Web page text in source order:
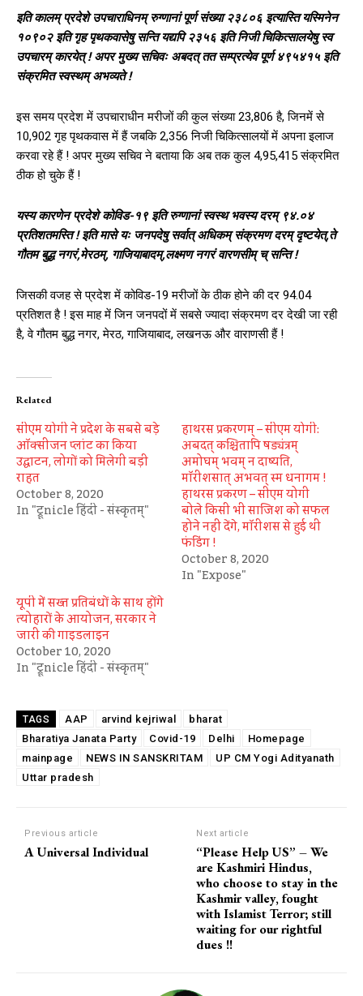
इति कालम् प्रदेशे उपचाराधिनम् रुग्णानां पूर्ण संख्या २३८०६ इत्यास्ति यस्मिनेन
१०९०२ इति गृह पृथकवासेषु सन्ति यद्यपि २३५६ इति निजी चिकित्सालयेषु स्व
उपचारम् कारयेत् ! अपर मुख्य सचिवः अबदत् तत सम्प्रत्येव पूर्ण ४९५४१५ इति
संक्रमित स्वस्थम् अभव्यते !
इस समय प्रदेश में उपचाराधीन मरीजों की कुल संख्या 23,806 है, जिनमें से
10,902 गृह पृथकवास में हैं जबकि 2,356 निजी चिकित्सालयों में अपना इलाज
करवा रहे हैं ! अपर मुख्य सचिव ने बताया कि अब तक कुल 4,95,415 संक्रमित
ठीक हो चुके हैं !
यस्य कारणेन प्रदेशे कोविड-१९ इति रुग्णानां स्वस्थ भवस्य दरम् ९४.०४
प्रतिशतमस्ति ! इति मासे यः जनपदेषु सर्वात् अधिकम् संक्रमण दरम् दृष्टयेत्,ते
गौतम बुद्ध नगरं,मेरठम्, गाजियाबादम्,लक्ष्मण नगरं वारणसीम् च् सन्ति !
जिसकी वजह से प्रदेश में कोविड-19 मरीजों के ठीक होने की दर 94.04
प्रतिशत है ! इस माह में जिन जनपदों में सबसे ज्यादा संक्रमण दर देखी जा रही
है, वे गौतम बुद्ध नगर, मेरठ, गाजियाबाद, लखनऊ और वाराणसी हैं !
Related
सीएम योगी ने प्रदेश के सबसे बड़े
ऑक्सीजन प्लांट का किया
उद्घाटन, लोगों को मिलेगी बड़ी
राहत
October 8, 2020
In "ट्रूnicle हिंदी - संस्कृतम्"
हाथरस प्रकरणम् – सीएम योगी:
अबदत् कश्चितापि षड्यंत्रम्
अमोघम् भवम् न दाष्यति,
मॉरीशसात् अभवत् स्म धनागम !
हाथरस प्रकरण – सीएम योगी
बोले किसी भी साजिश को सफल
होने नहीं देंगे, मॉरीशस से हुई थी
फंडिंग !
October 8, 2020
In "Expose"
यूपी में सख्त प्रतिबंधों के साथ होंगे
त्योहारों के आयोजन, सरकार ने
जारी की गाइडलाइन
October 10, 2020
In "ट्रूnicle हिंदी - संस्कृतम्"
TAGS AAP arvind kejriwal
bharat
Bharatiya Janata Party
Covid-19 Delhi
Homepage
mainpage
NEWS IN SANSKRITAM
UP CM Yogi Adityanath
Uttar pradesh
Previous article
A Universal Individual
Next article
“Please Help US” – We
are Kashmiri Hindus,
who choose to stay in the
Kashmir valley, fought
with Islamist Terror; still
waiting for our rightful
dues !!